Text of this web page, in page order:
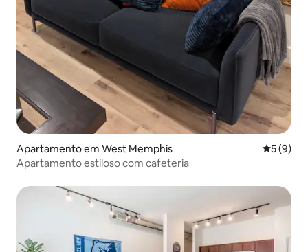
Apartamento em West Memphis
5 (9)
Apartamento estiloso com cafeteria